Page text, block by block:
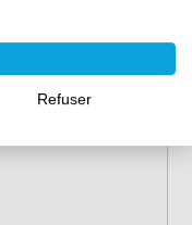
Refuser